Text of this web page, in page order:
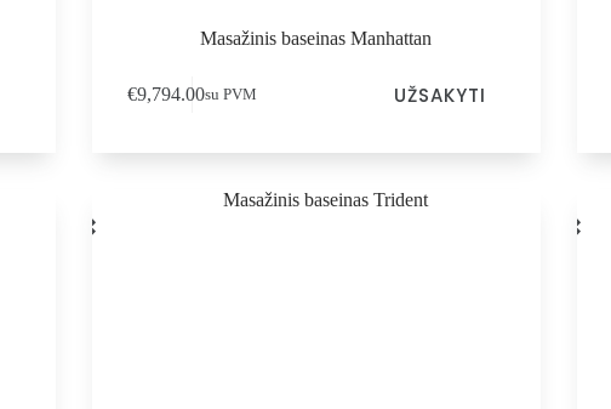
Masažinis baseinas Manhattan
€9,794.00su PVM UŽSAKYTI